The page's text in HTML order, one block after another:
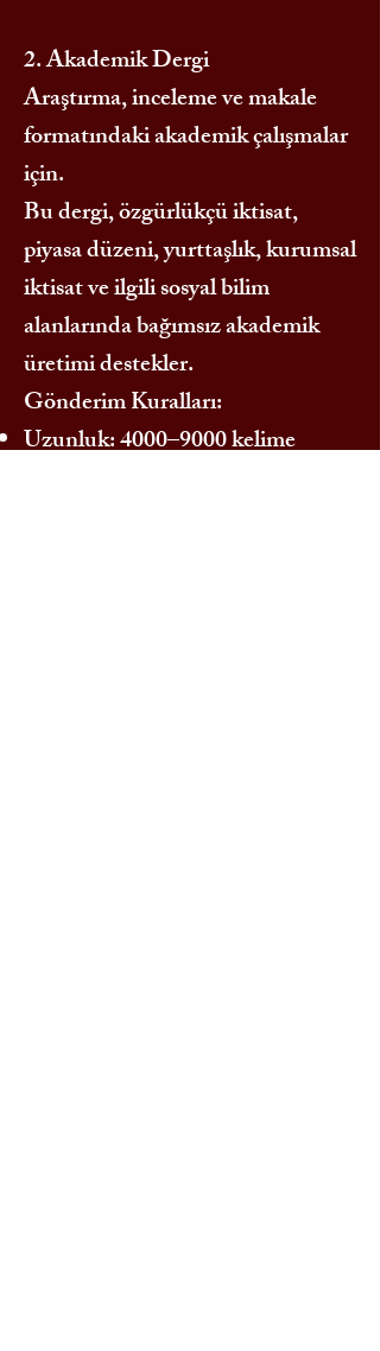
2. Akademik Dergi
Araştırma, inceleme ve makale
formatındaki akademik çalışmalar
için.
Bu dergi, özgürlükçü iktisat,
piyasa düzeni, yurttaşlık, kurumsal
iktisat ve ilgili sosyal bilim
alanlarında bağımsız akademik
üretimi destekler.
Gönderim Kuralları:
Uzunluk: 4000–9000 kelime